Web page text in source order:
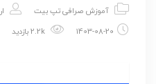
آموزش صرافی تپ بیت
1403-08-20